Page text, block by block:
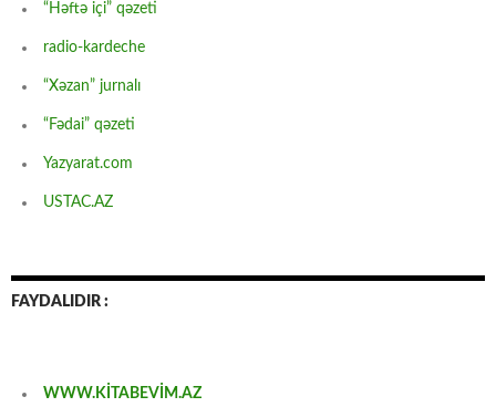
“Həftə içi” qəzeti
radio-kardeche
“Xəzan” jurnalı
“Fədai” qəzeti
Yazyarat.com
USTAC.AZ
FAYDALIDIR :
WWW.KİTABEVİM.AZ